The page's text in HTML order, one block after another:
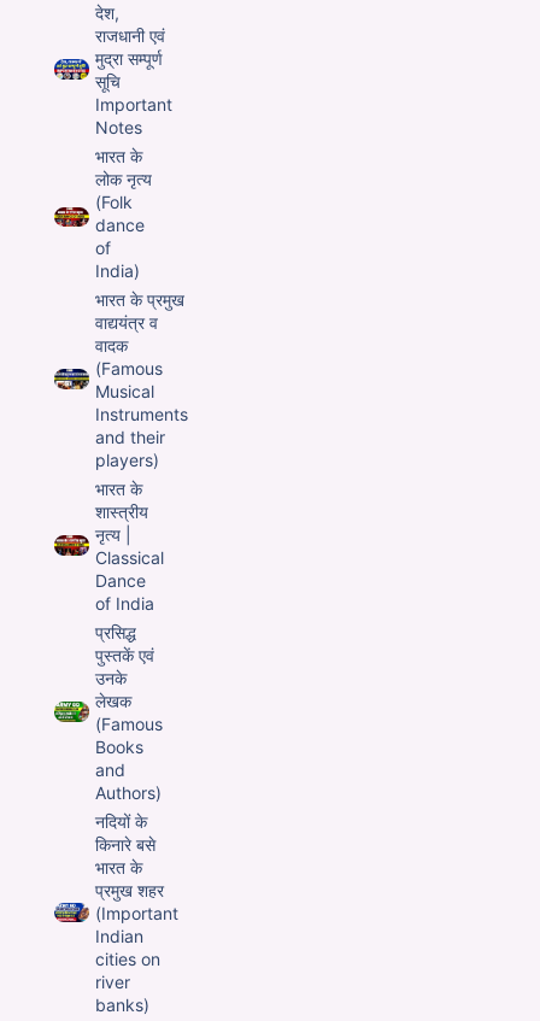
देश,
राजधानी एवं
मुद्रा सम्पूर्ण
सूचि
Important
Notes
भारत के
लोक नृत्य
(Folk
dance
of
India)
भारत के प्रमुख
वाद्ययंत्र व
वादक
(Famous
Musical
Instruments
and their
players)
भारत के
शास्त्रीय
नृत्य |
Classical
Dance
of India
प्रसिद्ध
पुस्तकें एवं
उनके
लेखक
(Famous
Books
and
Authors)
नदियों के
किनारे बसे
भारत के
प्रमुख शहर
(Important
Indian
cities on
river
banks)